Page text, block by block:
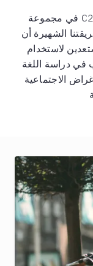
تعلم اللغة الألمانية من المستوى A1 إلى C2 في مجموعة
الشهيرة أن
لاستخدام
في دراسة اللغة
الاجتماعية